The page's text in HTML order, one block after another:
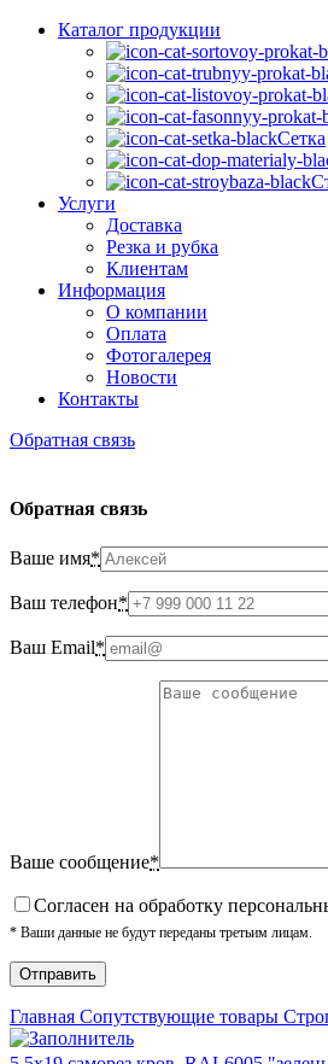
Каталог продукции
Сетка
Услуги
Доставка
Резка и рубка
Клиентам
Информация
О компании
Оплата
Фотогалерея
Новости
Контакты
Обратная связь
Обратная связь
Ваше имя*
Ваш телефон*
Ваш Email*
Ваше сообщение*
Cогласен на обработку
* Ваши данные не будут переданы третьим лицам.
Главная Сопутствующие товары